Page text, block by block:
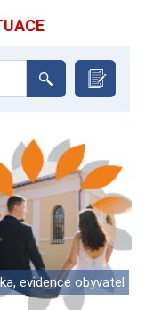
evidence obyvatel